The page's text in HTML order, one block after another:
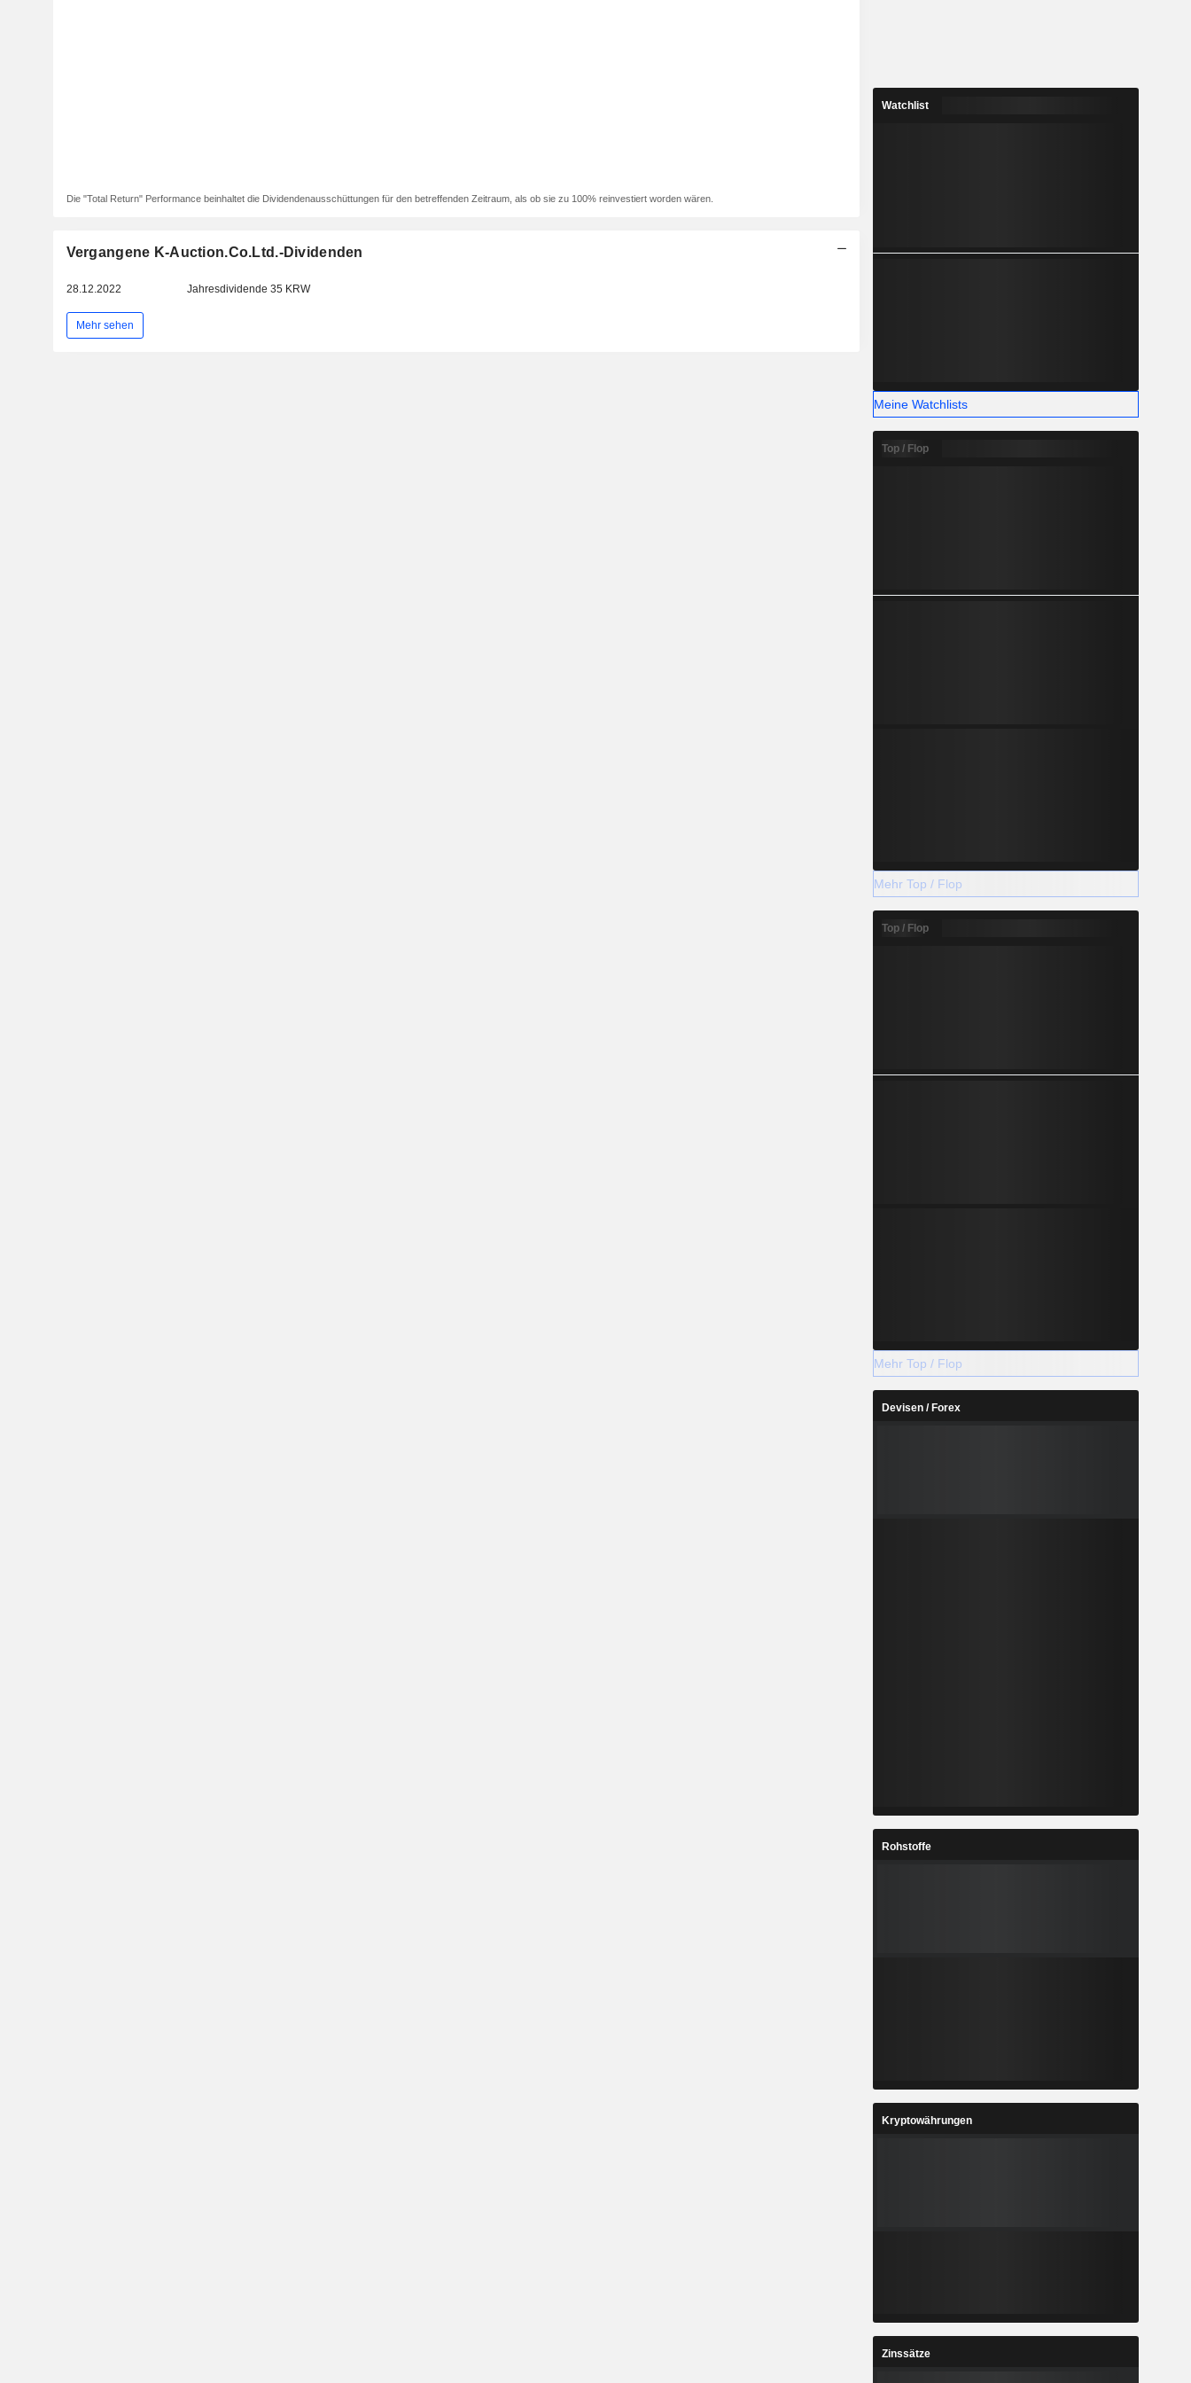
Die "Total Return" Performance beinhaltet die Dividendenausschüttungen für den betreffenden Zeitraum, als ob sie zu 100% reinvestiert worden wären.
Vergangene K-Auction.Co.Ltd.-Dividenden
28.12.2022 Jahresdividende 35 KRW
Mehr sehen
Watchlist
Meine Watchlists
Top / Flop
Mehr Top / Flop
Top / Flop
Mehr Top / Flop
Devisen / Forex
Rohstoffe
Kryptowährungen
Zinssätze